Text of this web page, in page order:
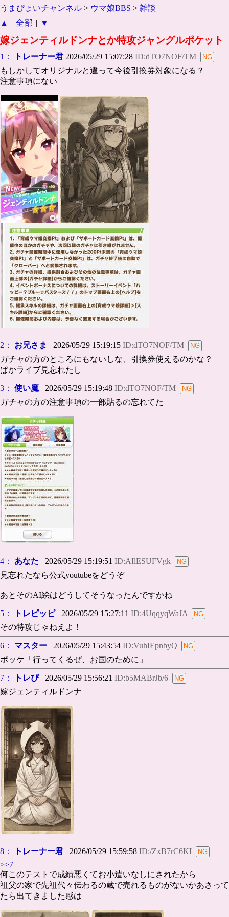
うまぴょいチャンネル > ウマ娘BBS > 雑談
▲
| 全部 | ▼
嫁ジェンティルドンナとか特攻ジャングルポケット
1： トレーナー君 2026/05/29 15:07:28 ID:dTO7NOF/TM
もしかしてオリジナルと違って今後引換券対象になる？
注意事項にない
2： お兄さま 2026/05/29 15:19:15 ID:dTO7NOF/TM
ガチャの方のところにもないしな、引換券使えるのかな？
ぱかライブ見忘れたし
3： 使い魔 2026/05/29 15:19:48 ID:dTO7NOF/TM
ガチャの方の注意事項の一部貼るの忘れてた
4： あなた 2026/05/29 15:19:51 ID:AIlESUFVgk
見忘れたなら公式youtubeをどうぞ
あとそのAI絵はどうしてそうなったんですかね
5： トレピッピ2026/05/29 15:27:11 ID:4UqqyqWaJA
その特攻じゃねえよ！
6： マスター 2026/05/29 15:43:54 ID:VuhIEpnbyQ
ポッケ「行ってくるぜ、お国のために」
7： トレぴ2026/05/29 15:56:21 ID:b5MABrJb/6
嫁ジェンティルドンナ
8： トレーナー君 2026/05/29 15:59:58 ID:/ZxB7rC6KI
>>7
何このテストで成績悪くてお小遣いなしにされたから
祖父の家で先祖代々伝わるの蔵で売れるものがないかあさって
たら出てきました感は